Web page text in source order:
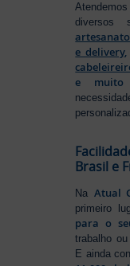
diversos
artesanato
e delivery,
e muito
Brasil e
Na Atual
primeiro
para o
trabalho
E ainda